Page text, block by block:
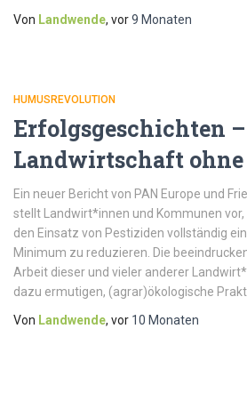
Von Landwende, vor9 Monaten
HUMUSREVOLUTION
Erfolgsgeschichten –
Landwirtschaft ohne
Ein neuer Bericht von PAN Europe und
stellt Landwirt*innen und Kommunen vor,
den Einsatz von Pestiziden vollständig
Minimum zu reduzieren. Die
Arbeit dieser und vieler anderer
dazu ermutigen, (agrar)ökologische
Von Landwende, vor 10 Monaten